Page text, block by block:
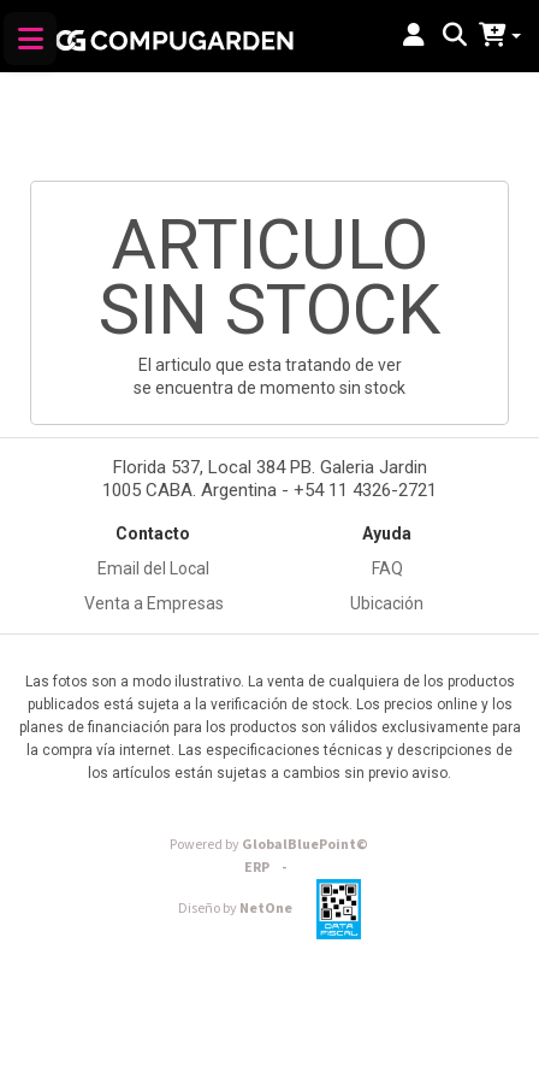
ARTICULO
SIN STOCK
El articulo que esta tratando de ver
se encuentra de momento sin stock
Florida 537, Local 384 PB. Galeria Jardin
1005 CABA. Argentina - +54 11 4326-2721
Contacto
Email del Local
Venta a Empresas
Ayuda
FAQ
Ubicación
Las fotos son a modo ilustrativo. La venta de cualquiera de los productos
publicados está sujeta a la verificación de stock. Los precios online y los
planes de financiación para los productos son válidos exclusivamente para
la compra vía internet. Las especificaciones técnicas y descripciones de
los artículos están sujetas a cambios sin previo aviso.
Powered byGlobalBluePoint©
ERP -
Diseño byNetOne